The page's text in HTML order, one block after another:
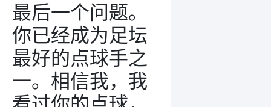
最后一个问题。
你已经成为足坛
最好的点球手之
一。相信我，我